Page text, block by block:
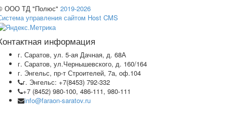
ООО ТД "Полюс" 2019-2026
управления сайтом Host CMS
информация
г. Саратов, ул. 5-ая Дачная, д. 68А
г. Саратов, ул.Чернышевского, д. 160/164
г. Энгельс, пр-т Строителей, 7а, оф.104
г. Энгельс: +7(8453) 792-332
+7 (8452) 980-100, 486-111, 980-111
info@faraon-saratov.ru